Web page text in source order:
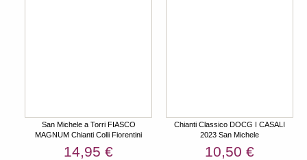
San Michele a Torri FIASCO
MAGNUM Chianti Colli Fiorentini
14,95 €
Chianti Classico DOCG I CASALI
2023 San Michele
10,50 €